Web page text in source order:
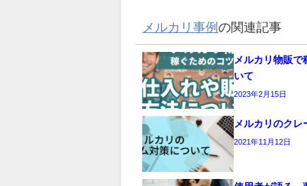
メルカリ事例の関連記事
メルカリ物販
いて
2023年2月15日
メルカリのクレ
2021年11月12日